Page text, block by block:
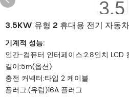
3.5KW 유형 2 휴대용 전기 자동
기계적 성능:
인간-컴퓨터 인터페이스:2.8인치 LCD
길이:5m(옵션)
충전 커넥터:타입 2 케이블
플러그:(유럽)16A 플러그